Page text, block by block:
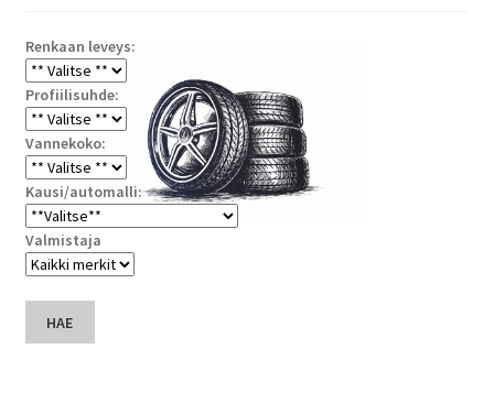
Renkaan leveys:
Profiilisuhde:
Vannekoko:
Kausi/automalli:
Valmistaja
HAE